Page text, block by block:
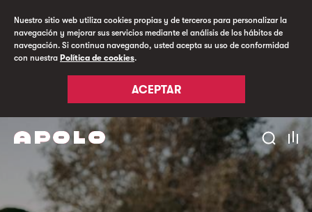
Nuestro sitio web utiliza cookies propias y de terceros para personalizar la
navegación y mejorar sus servicios mediante el análisis de los hábitos de
navegación. Si continua navegando, usted acepta su uso de conformidad
con nuestra Política de cookies.
ACEPTAR